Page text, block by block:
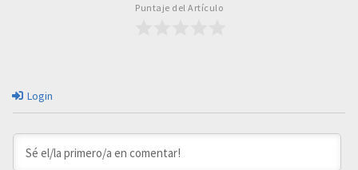
Puntaje del Artículo
Login